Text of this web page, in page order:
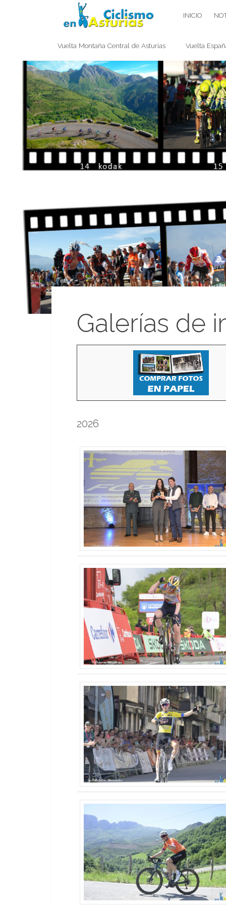
CICLISMO EN ASTURIAS INICIO
Vuelta Montaña Central de Asturias Vuelta
Galerías de
2026